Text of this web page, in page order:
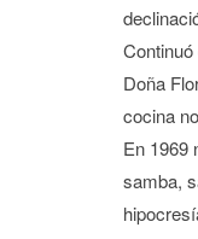
Doña
cocina
En 1969
samba,